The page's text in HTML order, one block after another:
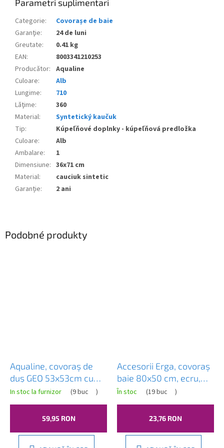
Parametri suplimentari
Categorie:
Covorașe de baie
Garanţie:
24 de luni
Greutate:
0.41 kg
EAN:
8003341210253
Producător: Aqualine
Culoare:
Alb
Lungime:
710
Lăţime:
360
Material:
Syntetický kaučuk
Tip:
Kúpeľňové doplnky - kúpeľňová predložka
Culoare:
Alb
Ambalare:
1
Dimensiune: 36x71 cm
Material:
cauciuk sintetic
Garanție: 2 ani
Podobné produkty
Aqualine, covoraș de
duș GEO 53x53cm cu
tratament anti-
alunecare, cauciuc. alb,
97535302
In stoc la furnizor (9 buc )
59,95 RON
Accesorii Erga, covoraș
baie 80x50 cm, ecru,
ERG-07068
În stoc (19 buc )
23,76 RON